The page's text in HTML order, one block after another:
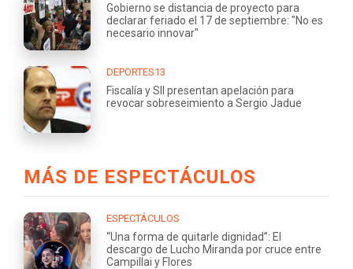
Gobierno se distancia de proyecto para
declarar feriado el 17 de septiembre: "No es
necesario innovar"
DEPORTES13
Fiscalía y SII presentan apelación para
revocar sobreseimiento a Sergio Jadue
MÁS DE ESPECTÁCULOS
ESPECTÁCULOS
“Una forma de quitarle dignidad”: El
descargo de Lucho Miranda por cruce entre
Campillai y Flores